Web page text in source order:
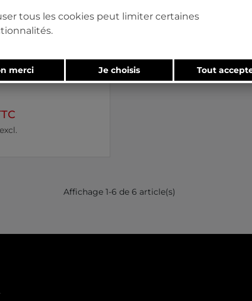
mi-haute avec
pour femme
Affichage 1-6 de 6 article(s)
tous les cookies peut limiter certaines
merci Je choisis Tout